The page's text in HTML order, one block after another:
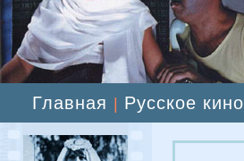
Главная Русское кино